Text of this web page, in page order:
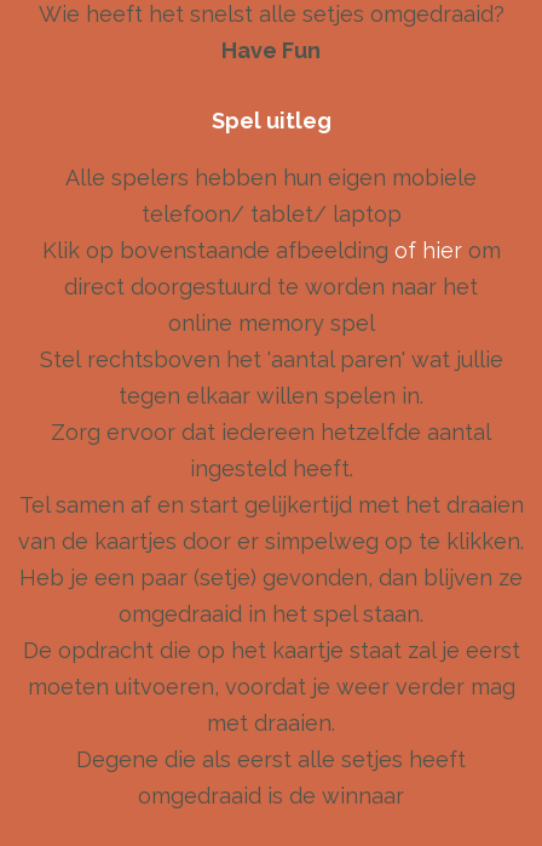
Wie heeft het snelst alle setjes omgedraaid?
Have Fun
Spel uitleg
Alle spelers hebben hun eigen mobiele
telefoon/ tablet/ laptop
Klik op bovenstaande afbeelding of hierom
direct doorgestuurd te worden naar het
online memory spel
Stel rechtsboven het 'aantal paren' wat jullie
tegen elkaar willen spelen in.
Zorg ervoor dat iedereen hetzelfde aantal
ingesteld heeft.
Tel samen af en start gelijkertijd met het draaien
van de kaartjes door er simpelweg op te klikken.
Heb je een paar (setje) gevonden, dan blijven ze
omgedraaid in het spel staan.
De opdracht die op het kaartje staat zal je eerst
moeten uitvoeren, voordat je weer verder mag
met draaien.
Degene die als eerst alle setjes heeft
omgedraaid is de winnaar